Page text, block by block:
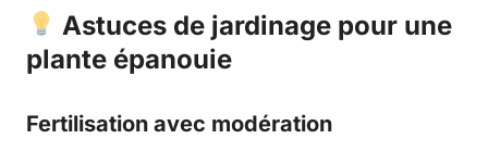
Astuces de jardinage pour une
plante épanouie
Fertilisation avec modération